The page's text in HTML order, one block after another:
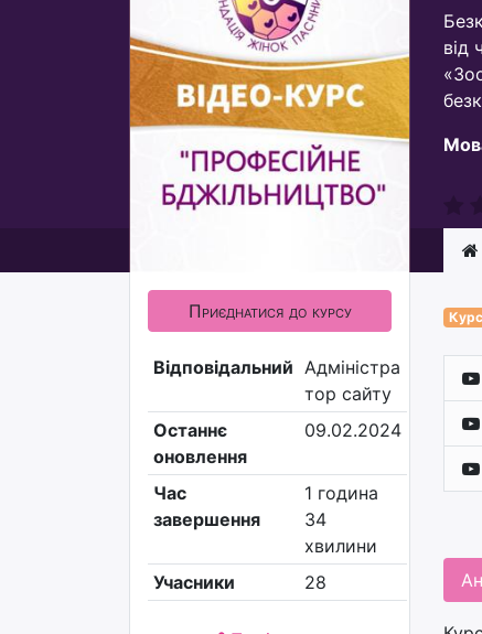
від
Приєднатися до курсу
Відповідальний Адміністра
тор сайту
Останнє
оновлення
09.02.2024
Час
завершення
1 година
34
хвилини
Учасники
28